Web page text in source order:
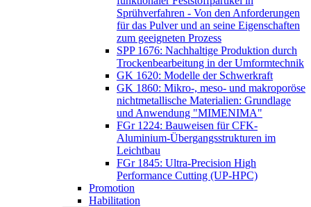
Sprühverfahren - Von den Anforderungen
für das Pulver und an seine Eigenschaften
zum geeigneten Prozess
SPP 1676: Nachhaltige Produktion durch
Trockenbearbeitung in der Umformtechnik
GK 1620: Modelle der Schwerkraft
GK 1860: Mikro-, meso- und makroporöse
nichtmetallische Materialien: Grundlage
und Anwendung "MIMENIMA"
FGr 1224: Bauweisen für CFK-
Aluminium-Übergangsstrukturen im
Leichtbau
FGr 1845: Ultra-Precision High
Performance Cutting (UP-HPC)
Promotion
Habilitation